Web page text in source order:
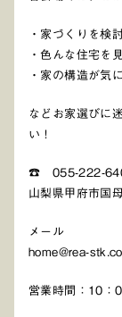
・家づくりを検
・色んな住宅を
・家の構造が気
などお家選びに
い！
☎ 055-222-
山梨県甲府市国
メール
home@rea-
営業時間：10：